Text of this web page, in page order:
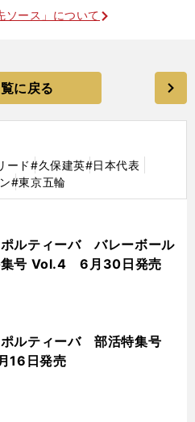
ソース」について
に戻る
ード#久保建英#日本代表
#東京五輪
ルティーバ バレーボール
号 Vol.4 6月30日発売
ポルティーバ 部活特集号
16日発売